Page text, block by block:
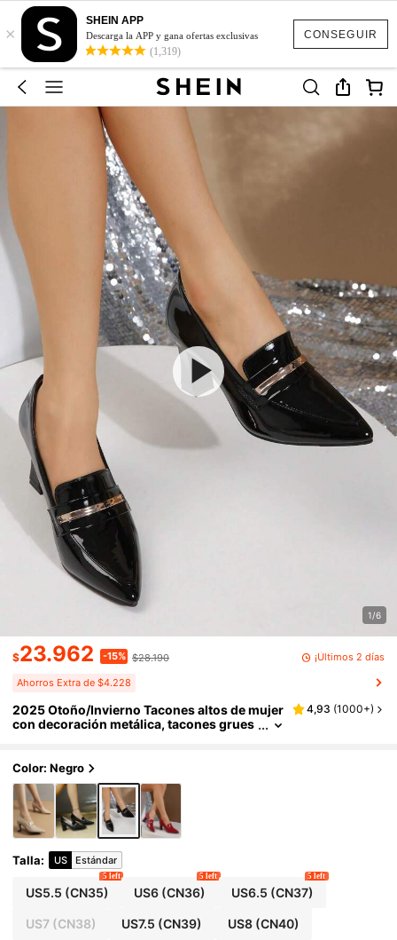
CONSEGUIR
×
SHEIN APP
Descarga la APP y gana ofertas exclusivas
(1,319)
1/6
$23.962 -15% $28.190 ¡Últimos 2 días
Ahorros Extra de $4.228
2025 Otoño/Invierno Tacones altos de mujer
con decoración metálica, tacones grues
4,93 (1000+)
Color: Negro
Talla: US Estándar
US5.5 (CN35)
5 left
US6 (CN36)
5 left
US6.5 (CN37)
5 left
US7(CN38) US7.5 (CN39) US8(CN40)